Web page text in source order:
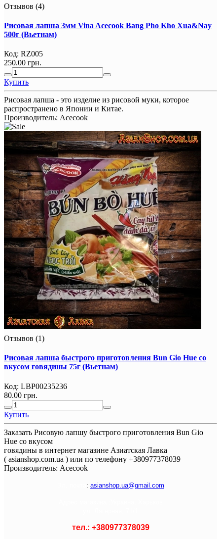
Отзывов (4)
Рисовая лапша 3мм Vina Acecook Bang Pho Kho Xua&Nay
500г (Вьетнам)
Код: RZ005
250.00 грн.
Купить
Рисовая лапша - это изделие из рисовой муки, которое
распространено в Японии и Китае.
Производитель: Acecook
Отзывов (1)
Рисовая лапша быстрого приготовления Bun Gio Hue со
вкусом говядины 75г (Вьетнам)
Код: LBP00235236
80.00 грн.
Купить
Заказать Рисовую лапшу быстрого приготовления Bun Gio
Hue со вкусом
говядины в интернет магазине Азиатская Лавка
( asianshop.com.ua ) или по телефону +380977378039
Производитель: Acecook
: asianshop.ua@gmail.com
тел.: +380977378039